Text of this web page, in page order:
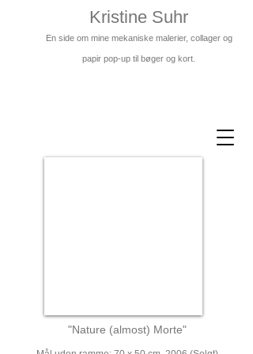
Kristine Suhr
En side om mine mekaniske malerier, collager og
papir pop-up til bøger og kort.
"Nature (almost) Morte"